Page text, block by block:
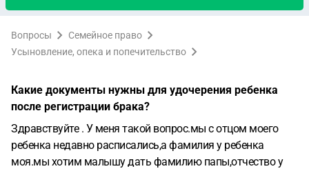
Вопросы
Семейное право
Усыновление, опека и попечительство
Какие документы нужны для удочерения ребенка
после регистрации брака?
Здравствуйте . У меня такой вопрос.мы с отцом моего
ребенка недавно расписались,а фамилия у ребенка
моя.мы хотим малышу дать фамилию папы,отчество у